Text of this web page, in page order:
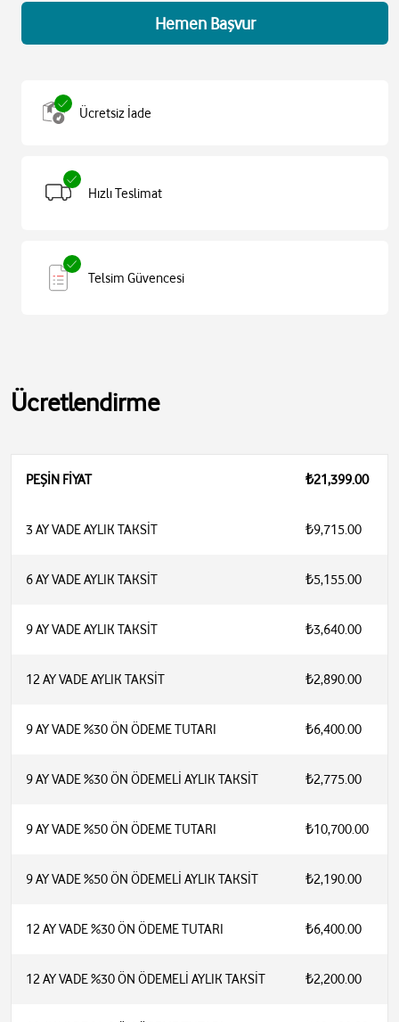
Hemen Başvur
Ücretsiz İade
Hızlı Teslimat
Telsim Güvencesi
Ücretlendirme
PEŞİN FİYAT ₺21,399.00
3 AY VADE AYLIK TAKSİT ₺9,715.00
6 AY VADE AYLIK TAKSİT ₺5,155.00
9 AY VADE AYLIK TAKSİT ₺3,640.00
12 AY VADE AYLIK TAKSİT ₺2,890.00
9 AY VADE %30 ÖN ÖDEME TUTARI ₺6,400.00
9 AY VADE %30 ÖN ÖDEMELİ AYLIK TAKSİT ₺2,775.00
9 AY VADE %50 ÖN ÖDEME TUTARI ₺10,700.00
9 AY VADE %50 ÖN ÖDEMELİ AYLIK TAKSİT ₺2,190.00
12 AY VADE %30 ÖN ÖDEME TUTARI ₺6,400.00
12 AY VADE %30 ÖN ÖDEMELİ AYLIK TAKSİT ₺2,200.00